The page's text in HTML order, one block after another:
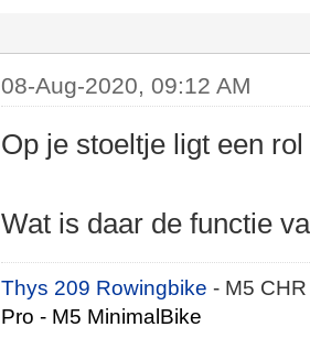
08-Aug-2020, 09:12 AM
Op je stoeltje ligt een
Wat is daar de functie
Thys 209 Rowingbike- M5
Pro - M5 MinimalBike